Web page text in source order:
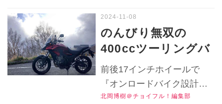
な個体が多めかも！
【チョイフル！バイ
ク選びの参考書／
2024年10月版】
選びの特徴をリサーチしま
す。▶▶▶『チョイフ
ル！』の公式Ｘ（旧
Twitter）はこちら！
のんびり無双の
400ccツーリングバ
イク!? オンロード
メインなら
『400X』の中古車
前後17インチホイールで
『オンロードバイク設計』
だった頃の400X。プチアド
北岡博樹＠チョイフル！編集部